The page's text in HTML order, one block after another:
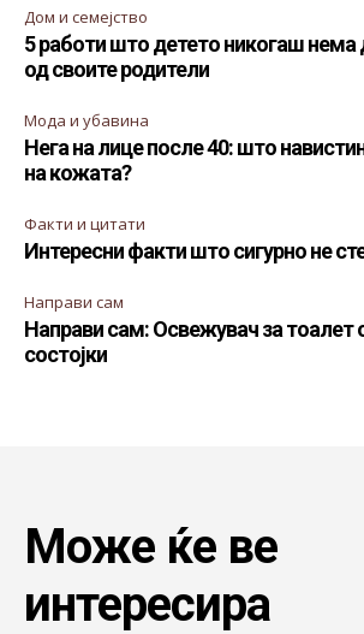
Дом и семејство
5 работи што детето никогаш нема
од своите родители
Мода и убавина
Нега на лице после 40: што
на кожата?
Факти и цитати
Интересни факти што сигурно не
Направи сам
Направи сам: Освежувач за тоалет
состојки
Може ќе ве
интересира